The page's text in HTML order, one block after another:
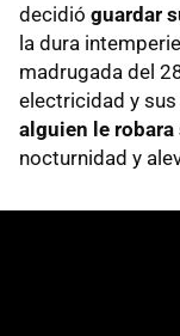
decidió guardar
la dura
madrugada del
electricidad y
alguien le
nocturnidad y